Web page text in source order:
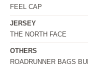
FEEL CAP
JERSEY
THE NORTH FACE
OTHERS
ROADRUNNER BAGS